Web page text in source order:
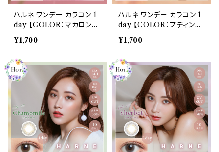
ハルネ ワンデー カラコン 1
day 【COLOR：マカロン】1
箱10枚 14.1mm てんちむ
度なし 度あり UVカット カ
ay 潤い成分配合 透明感
高含水 大人 ナチュラル 色
っぽ 色素薄い系 盛れる ブ
ルー ヘーゼル ベージュ ブ
ラウン 1日使い捨て
¥1,700
ハルネ ワンデー カラコン 1
day 【COLOR：プディン
グ】1箱10枚 14.1mm てん
ちむ 度なし 度あり UVカッ
E 1day 潤い成分配合 透明
感 高含水 大人 ナチュラル
色っぽ 色素薄い系 盛れる
ブルー ヘーゼル ベージュ
ブラウン 1日使い捨て
¥1,700